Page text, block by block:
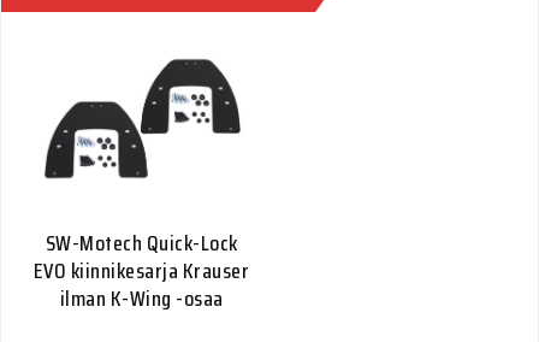
SW-Motech Quick-Lock
EVO kiinnikesarja Krauser
ilman K-Wing -osaa